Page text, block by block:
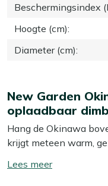
Beschermingsindex
Hoogte (cm):
Diameter (cm):
New Garden
oplaadbaar
Hang de Okinawa
krijgt meteen warm,
ingebouwde Cherry
Toon/verberg